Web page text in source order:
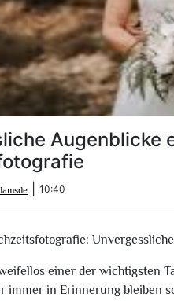
Augenblicke
erwinadamsde
10:40
einer der wichtigsten
immer in Erinnerung bleiben